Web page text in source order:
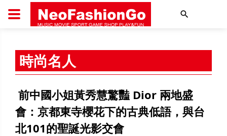
搜尋
時尚名人
前中國小姐黃秀慧驚豔 Dior 兩地盛
會：京都東寺櫻花下的古典低語，與台
北101的聖誕光影交會